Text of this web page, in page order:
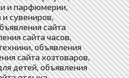
и парфюмерии,
сувениров,
сайта
сайта часов,
объявления
сайта хозтоваров,
детей, объявления